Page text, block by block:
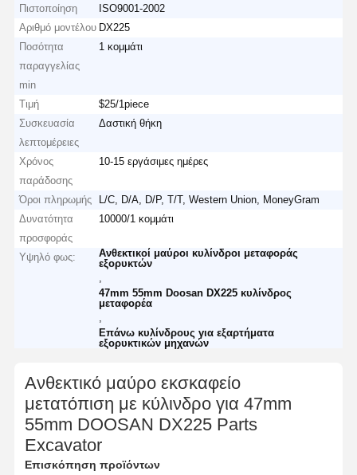
Πιστοποίηση
ISO9001-2002
Αριθμό μοντέλου DX225
Ποσότητα
παραγγελίας
min
1 κομμάτι
Τιμή
$25/1piece
Συσκευασία
λεπτομέρειες
Δαστική θήκη
Χρόνος
παράδοσης
10-15 εργάσιμες ημέρες
Όροι πληρωμής
L/C, D/A, D/P, T/T, Western Union, MoneyGram
Δυνατότητα
προσφοράς
10000/1 κομμάτι
Υψηλό φως:
Ανθεκτικοί μαύροι κυλίνδροι μεταφοράς
εξορυκτών
47mm 55mm Doosan DX225 κυλίνδρος
μεταφορέα
Επάνω κυλίνδρους για εξαρτήματα
εξορυκτικών μηχανών
Ανθεκτικό μαύρο εκσκαφείο
μετατόπιση με κύλινδρο για 47mm
55mm DOOSAN DX225 Parts
Excavator
Επισκόπηση προϊόντων